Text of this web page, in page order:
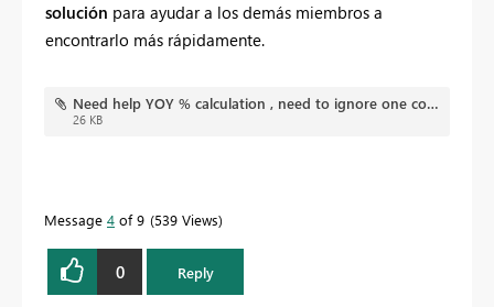
solución para ayudar a los demás miembros a
encontrarlo más rápidamente.
Need help YOY % calculation , need to ignore one column.pbix
26 KB
Message 4 of 9 539 Views
0 Reply